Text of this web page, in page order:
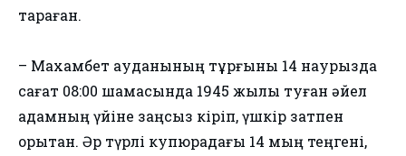
тараған.
– Махамбет ауданының тұрғыны 14 наурызда
сағат 08:00 шамасында 1945 жылы туған әйел
адамның үйіне заңсыз кіріп, үшкір затпен
қорқытқан. Әр түрлі купюрадағы 14 мың теңгені,